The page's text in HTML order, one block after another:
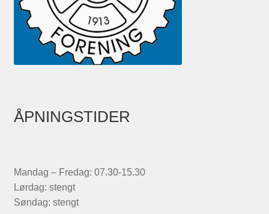
ÅPNINGSTIDER
Mandag – Fredag: 07.30-15.30
Lørdag: stengt
Søndag: stengt